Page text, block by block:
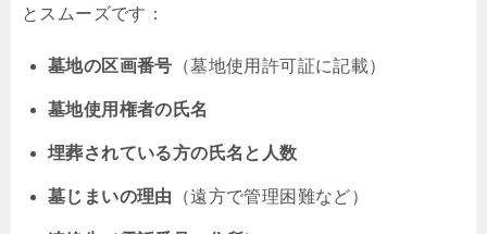
とスムーズです：
墓地の区画番号 （墓地使用許可証に記載）
墓地使用権者の氏名
埋葬されている方の氏名と人数
墓じまいの理由 （遠方で管理困難など）